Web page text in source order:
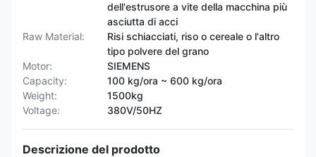
dell'estrusore a vite della macchina più
asciutta di acci
Raw Material:
Risi schiacciati, riso o cereale o l'altro
tipo polvere del grano
Motor:
SIEMENS
Capacity:
100 kg/ora ~ 600 kg/ora
Weight:
1500kg
Voltage:
380V/50HZ
Descrizione del prodotto